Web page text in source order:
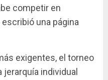
competir en
una página
exigentes, el torneo
individual